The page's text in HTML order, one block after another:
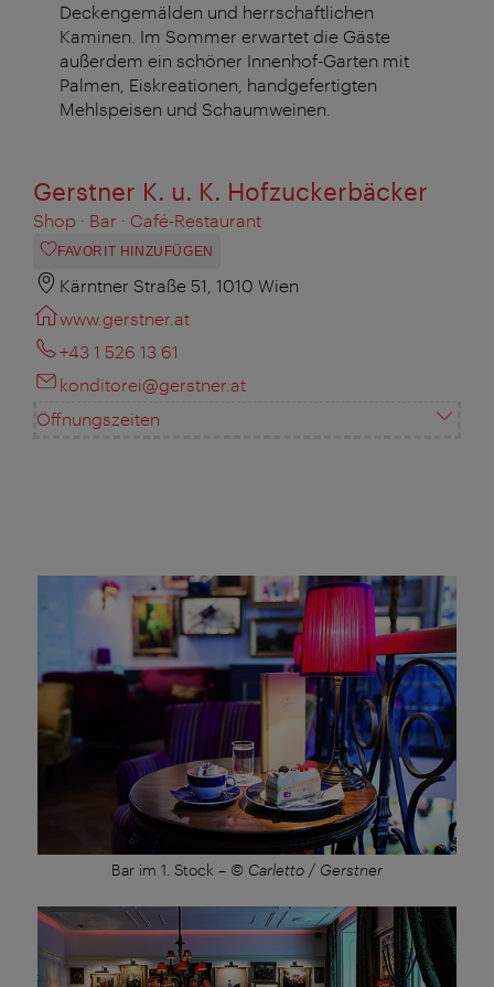
Deckengemälden und herrschaftlichen
Kaminen. Im Sommer erwartet die Gäste
außerdem ein schöner Innenhof-Garten mit
Palmen, Eiskreationen, handgefertigten
Mehlspeisen und Schaumweinen.
Gerstner K. u. K. Hofzuckerbäcker
Shop · Bar · Café-Restaurant
FAVORIT HINZUFÜGEN
Kärntner Straße 51, 1010 Wien
www.gerstner.at
+43 1 526 13 61
konditorei@gerstner.at
Öffnungszeiten
Bar im 1. Stock – © Carletto / Gerstner